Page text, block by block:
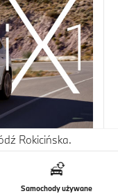
elektryzującą
Rokicińska.
Samochody używane